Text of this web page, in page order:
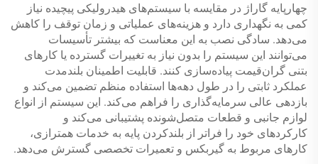
چهارپایه گاراژ در مقایسه با سیستم‌های هیدرولیکی پیچیده نیاز
کمی به نگهداری دارد و هزینه‌های عملیاتی و زمان توقف را کاهش
می‌دهد. سادگی نصب به این معناست که بیشتر تأسیسات
می‌توانند این سیستم را بدون نیاز به تغییرات گسترده یا کارهای
بتنی گران‌قیمت پیاده‌سازی کنند. قابلیت اطمینان بلندمدت
عملکرد ثابتی را در طول دهه‌ها استفاده منظم تضمین می‌کند و
بازدهی عالی سرمایه‌گذاری را فراهم می‌کند. این سیستم از انواع
لوازم جانبی و قطعات متصل‌شونده پشتیبانی می‌کند و
کارکردهای خود را فراتر از بلندکردن پایه به خدمات همترازی،
کارهای مربوط به گیربکس و تعمیرات تخصصی گسترش می‌دهد.